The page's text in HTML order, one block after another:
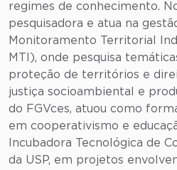
regimes de conhecimento.
pesquisadora e atua na
Monitoramento Territorial
MTI), onde pesquisa
proteção de territórios e
justiça socioambiental e
do FGVces, atuou como
em cooperativismo e
Incubadora Tecnológica de
da USP, em projetos